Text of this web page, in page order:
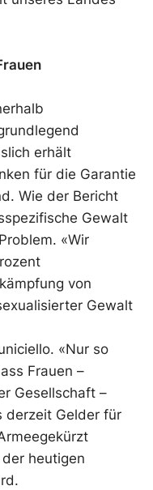
erhält
für die Garantie
Wie der Bericht
Gewalt
«Wir
von
Gewalt
«Nur so
Frauen –
Gesellschaft –
derzeit Gelder für
heutigen